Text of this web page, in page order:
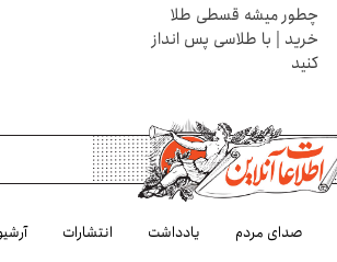
چطور میشه قسطی طلا
خرید | با طلاسی پس انداز
کنید
صدای مردم یادداشت انتشارات